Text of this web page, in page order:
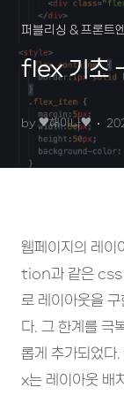
퍼블리싱 & 프론
flex 기초
by ♥︎해이나♥︎
웹페이지의 레
tion과 같은 css
로 레이아웃을
다. 그 한계를
롭게 추가되었
x는 레이아웃 배